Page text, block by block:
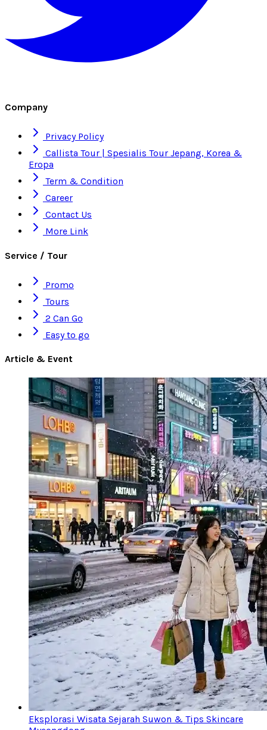
Company
Privacy Policy
Callista Tour | Spesialis Tour Jepang, Korea &
Eropa
Term & Condition
Career
Contact Us
More Link
Service / Tour
Promo
Tours
2 Can Go
Easy to go
Article & Event
Eksplorasi Wisata Sejarah Suwon & Tips Skincare